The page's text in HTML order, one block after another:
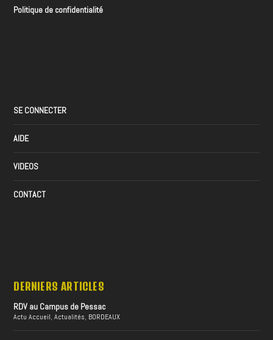
Politique de confidentialité
SE CONNECTER
AIDE
VIDEOS
CONTACT
DERNIERS ARTICLES
RDV au Campus de Pessac
Actu Accueil,Actualités, BORDEAUX